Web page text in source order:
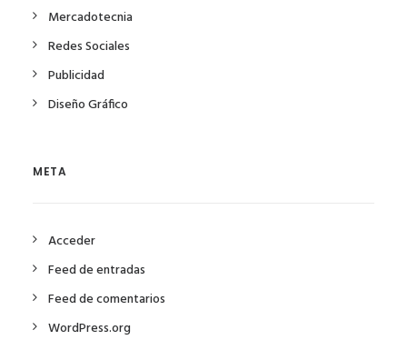
Mercadotecnia
Redes Sociales
Publicidad
Diseño Gráfico
META
Acceder
Feed de entradas
Feed de comentarios
WordPress.org